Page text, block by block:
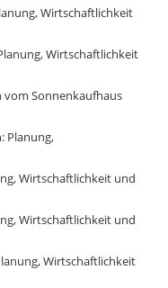
Wirtschaftlichkeit
Wirtschaftlichkeit
Sonnenkaufhaus
Planung,
Wirtschaftlichkeit und
Wirtschaftlichkeit und
Wirtschaftlichkeit